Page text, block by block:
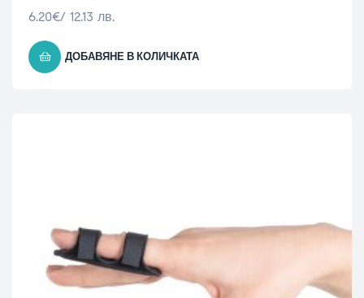
6.20€/ 12.13 лв.
ДОБАВЯНЕ В КОЛИЧКАТА